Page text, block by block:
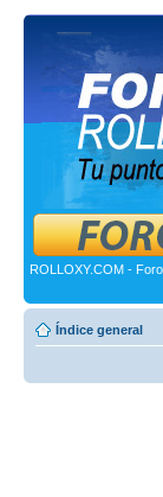
ROLLOXY.COM -
Índice general